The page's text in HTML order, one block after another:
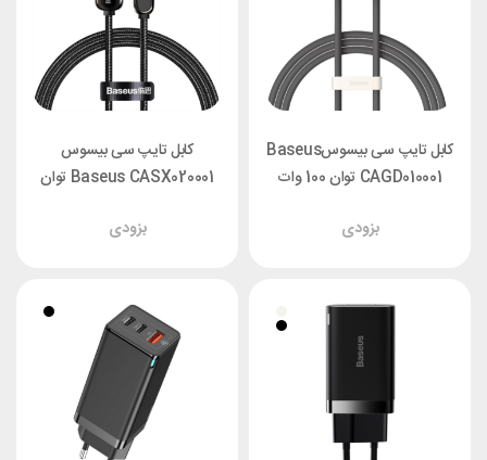
کابل تایپ سی بیسوسBaseus
CAGD010001 توان 100 وات
بزودی
کابل تایپ سی بیسوس
Baseus CASX020001 توان
بزودی